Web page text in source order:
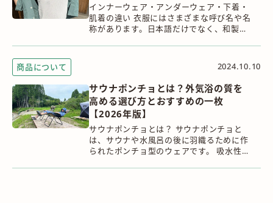
インナーウェア・アンダーウェア・下着・
肌着の違い 衣服にはさまざまな呼び名や名
称があります。日本語だけでなく、和製外
商品について 2024.10.10
サウナポンチョとは？外気浴の質を
高める選び方とおすすめの一枚
【2026年版】
サウナポンチョとは？ サウナポンチョと
は、サウナや水風呂の後に羽織るために作
られたポンチョ型のウェアです。 吸水性と